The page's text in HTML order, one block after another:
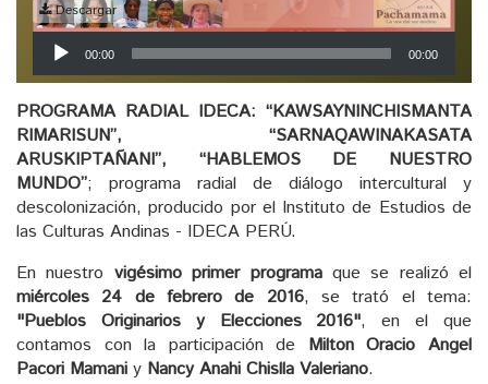
Descargar
Reproductor
de
audio
00:00 00:00
PROGRAMA RADIAL IDECA: “KAWSAYNINCHISMANTA
RIMARISUN”, “SARNAQAWINAKASATA
ARUSKIPTAÑANI”, “HABLEMOS DE NUESTRO
MUNDO”; programa radial de diálogo intercultural y
descolonización, producido por el Instituto de Estudios de
las Culturas Andinas - IDECA PERÚ.
En nuestro vigésimo primer programaque se realizó el
miércoles 24 de febrero de 2016, se trató el tema:
"Pueblos Originarios y Elecciones 2016", en el que
contamos con la participación de Milton Oracio Angel
Pacori Mamani y Nancy Anahi Chislla Valeriano.